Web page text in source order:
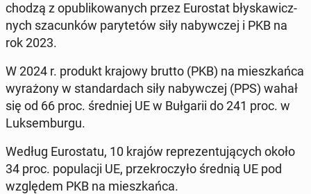
cho­dzą z opu­bli­ko­wa­nych przez Eu­ro­stat bły­ska­wicz­
nych sza­cun­ków pa­ry­te­tów siły na­byw­czej i PKB na
rok 2023.
W 2024 r. produkt krajowy brutto (PKB) na miesz­kań­ca
wy­ra­żo­ny w stan­dar­dach siły na­byw­czej (PPS) wahał
się od 66 proc. śred­niej UE w Buł­ga­rii do 241 proc. w
Luk­sem­bur­gu.
Według Eu­ro­sta­tu, 10 krajów re­pre­zen­tu­ją­cych około
34 proc. po­pu­la­cji UE, prze­kro­czy­ło średnią UE pod
wzglę­dem PKB na miesz­kań­ca.